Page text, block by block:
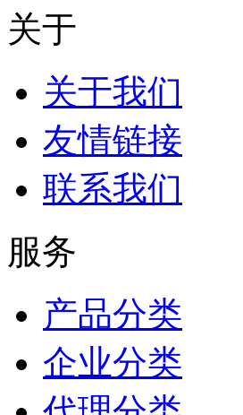
关于
关于我们
友情链接
联系我们
服务
产品分类
企业分类